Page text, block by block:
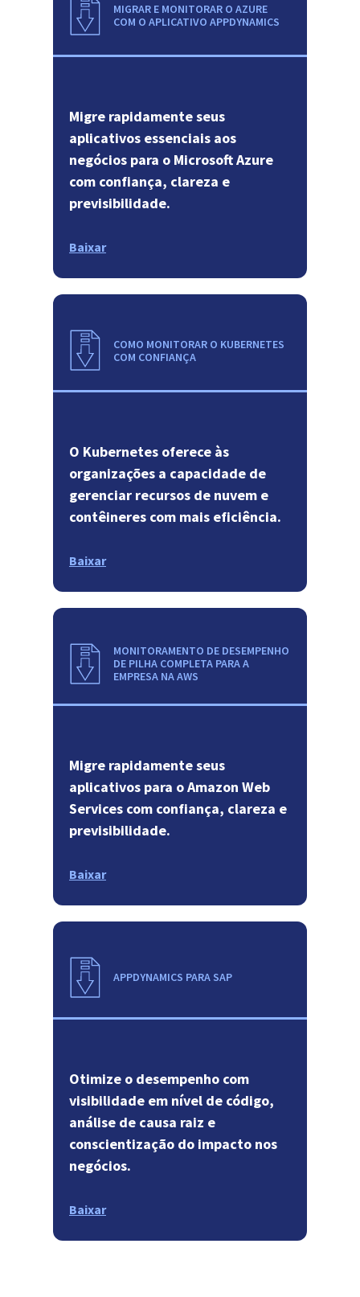
MIGRAR E MONITORAR O AZURE
COM O APLICATIVO APPDYNAMICS
Migre rapidamente seus
aplicativos essenciais aos
negócios para o Microsoft Azure
com confiança, clareza e
previsibilidade.
Baixar
COMO MONITORAR O KUBERNETES
COM CONFIANÇA
O Kubernetes oferece às
organizações a capacidade de
gerenciar recursos de nuvem e
contêineres com mais eficiência.
Baixar
MONITORAMENTO DE DESEMPENHO
DE PILHA COMPLETA PARA A
EMPRESA NA AWS
Migre rapidamente seus
aplicativos para o Amazon Web
Services com confiança, clareza e
previsibilidade.
Baixar
APPDYNAMICS PARA SAP
Otimize o desempenho com
visibilidade em nível de código,
análise de causa raiz e
conscientização do impacto nos
negócios.
Baixar